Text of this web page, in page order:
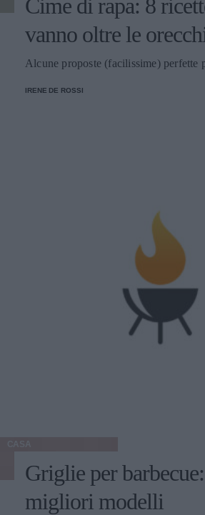
Cime di rapa: 8
vanno oltre le
Alcune proposte (facilissime) perfette
IRENE DE ROSSI
Griglie per
migliori modelli